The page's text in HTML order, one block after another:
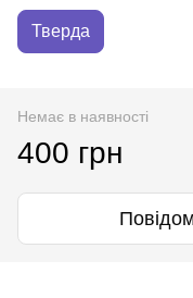
Тверда
Немає в наявності
400 грн